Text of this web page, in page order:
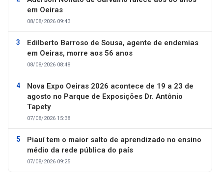
em Oeiras
08/08/2026 09:43
Edilberto Barroso de Sousa, agente de endemias
em Oeiras, morre aos 56 anos
08/08/2026 08:48
Nova Expo Oeiras 2026 acontece de 19 a 23 de
agosto no Parque de Exposições Dr. Antônio
Tapety
07/08/2026 15:38
Piauí tem o maior salto de aprendizado no ensino
médio da rede pública do país
07/08/2026 09:25